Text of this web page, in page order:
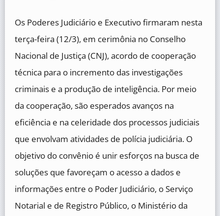
Os Poderes Judiciário e Executivo firmaram nesta
terça-feira (12/3), em cerimônia no Conselho
Nacional de Justiça (CNJ), acordo de cooperação
técnica para o incremento das investigações
criminais e a produção de inteligência. Por meio
da cooperação, são esperados avanços na
eficiência e na celeridade dos processos judiciais
que envolvam atividades de polícia judiciária. O
objetivo do convênio é unir esforços na busca de
soluções que favoreçam o acesso a dados e
informações entre o Poder Judiciário, o Serviço
Notarial e de Registro Público, o Ministério da